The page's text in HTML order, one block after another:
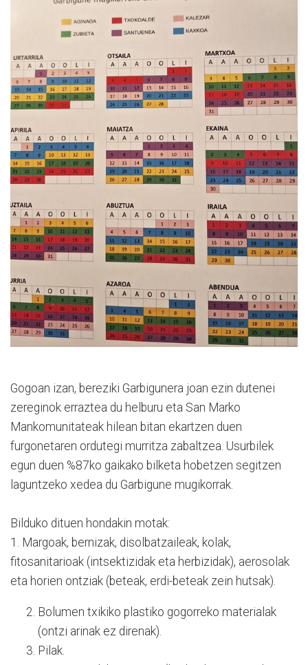
Gogoan izan, bereziki Garbigunera joan ezin dutenei
zereginok erraztea du helburu eta San Marko
Mankomunitateak hilean bitan ekartzen duen
furgonetaren ordutegi murritza zabaltzea. Usurbilek
egun duen %87ko gaikako bilketa hobetzen segitzen
laguntzeko xedea du Garbigune mugikorrak.
Bilduko dituen hondakin motak:
1. Margoak, bernizak, disolbatzaileak, kolak,
fitosanitarioak (intsektizidak eta herbizidak), aerosolak
eta horien ontziak (beteak, erdi-beteak zein hutsak).
Bolumen txikiko plastiko gogorreko materialak
(ontzi arinak ez direnak).
Pilak.